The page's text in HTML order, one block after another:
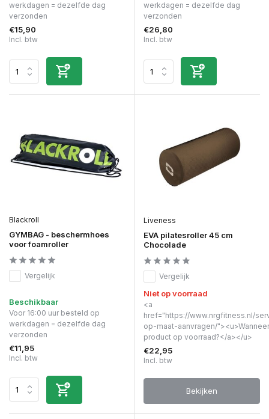
werkdagen = dezelfde dag
verzonden
€15,90
Incl. btw
werkdagen = dezelfde dag
verzonden
€26,80
Incl. btw
Blackroll
GYMBAG - beschermhoes
voor foamroller
Vergelijk
Beschikbaar
Voor 16:00 uur besteld op
werkdagen = dezelfde dag
verzonden
€11,95
Incl. btw
Liveness
EVA pilatesroller 45 cm
Chocolade
Vergelijk
Niet op voorraad
<a
href="https://www.nrgfitness.nl/
op-maat-aanvragen/
product op voorraad?</a></u>
€22,95
Incl. btw
Bekijken